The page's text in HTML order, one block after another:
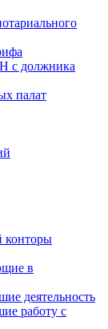
с должника
палат
конторы
в
деятельность
работу с